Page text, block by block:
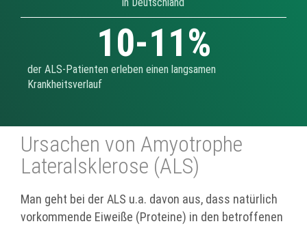
der ALS-Patienten erleben einen langsamen
Krankheitsverlauf
10-11%
Ursachen von Amyotrophe
Lateralsklerose (ALS)
Man geht bei der ALS u.a. davon aus, dass natürlich
vorkommende Eiweiße (Proteine) in den betroffenen